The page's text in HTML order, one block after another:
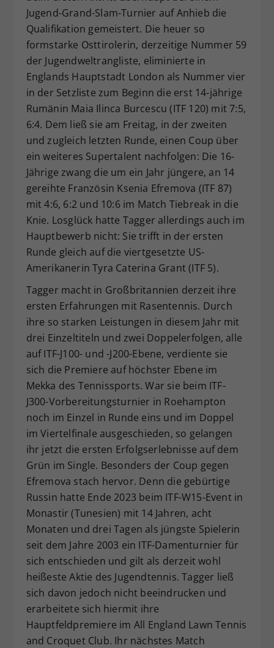
Jugend-Grand-Slam-Turnier auf Anhieb die
Qualifikation gemeistert. Die heuer so
formstarke Osttirolerin, derzeitige Nummer 59
der Jugendweltrangliste, eliminierte in
Englands Hauptstadt London als Nummer vier
in der Setzliste zum Beginn die erst 14-jährige
Rumänin Maia Ilinca Burcescu (ITF 120) mit 7:5,
6:4. Dem ließ sie am Freitag, in der zweiten
und zugleich letzten Runde, einen Coup über
ein weiteres Supertalent nachfolgen: Die 16-
Jährige zwang die um ein Jahr jüngere, an 14
gereihte Französin Ksenia Efremova (ITF 87)
mit 4:6, 6:2 und 10:6 im Match Tiebreak in die
Knie. Losglück hatte Tagger allerdings auch im
Hauptbewerb nicht: Sie trifft in der ersten
Runde gleich auf die viertgesetzte US-
Amerikanerin Tyra Caterina Grant (ITF 5).
Tagger macht in Großbritannien derzeit ihre
ersten Erfahrungen mit Rasentennis. Durch
ihre so starken Leistungen in diesem Jahr mit
drei Einzeltiteln und zwei Doppelerfolgen, alle
auf ITF-J100- und -J200-Ebene, verdiente sie
sich die Premiere auf höchster Ebene im
Mekka des Tennissports. War sie beim ITF-
J300-Vorbereitungsturnier in Roehampton
noch im Einzel in Runde eins und im Doppel
im Viertelfinale ausgeschieden, so gelangen
ihr jetzt die ersten Erfolgserlebnisse auf dem
Grün im Single. Besonders der Coup gegen
Efremova stach hervor. Denn die gebürtige
Russin hatte Ende 2023 beim ITF-W15-Event in
Monastir (Tunesien) mit 14 Jahren, acht
Monaten und drei Tagen als jüngste Spielerin
seit dem Jahre 2003 ein ITF-Damenturnier für
sich entschieden und gilt als derzeit wohl
heißeste Aktie des Jugendtennis. Tagger ließ
sich davon jedoch nicht beeindrucken und
erarbeitete sich hiermit ihre
Hauptfeldpremiere im All England Lawn Tennis
and Croquet Club. Ihr nächstes Match
Zweck
Dieser Wert speichert Ihre Consent-
Einstellungen. Unter anderem eine
zufällig generierte ID, für die
historische Speicherung Ihrer
vorgenommen Einstellungen, falls der
Webseiten-Betreiber dies eingestellt
hat.